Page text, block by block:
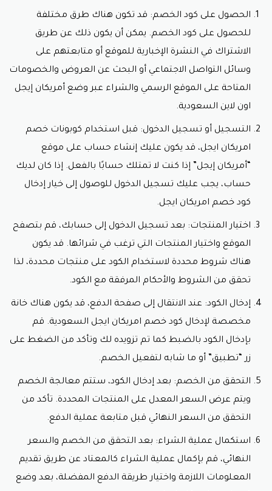
الحصول على كود الخصم: قد تكون هناك طرق مختلفة
للحصول على كود الخصم. يمكن أن يكون ذلك عن طريق
الاشتراك في النشرة الإخبارية للموقع أو متابعتهم على
وسائل التواصل الاجتماعي أو البحث عن العروض والخصومات
المتاحة على الموقع الرسمي والشراء عبر وضع أمريكان إيجل
اون لاين السعودية.
التسجيل أو تسجيل الدخول: قبل استخدام كوبونات خصم
امريكان ايجل، قد يكون عليك إنشاء حساب على موقع
“أمريكان إيجل” إذا كنت لا تمتلك حسابًا بالفعل. إذا كان لديك
حساب، يجب عليك تسجيل الدخول للوصول إلى خيار إدخال
كود خصم امريكان ايجل.
اختيار المنتجات: بعد تسجيل الدخول إلى حسابك، قم بتصفح
الموقع واختيار المنتجات التي ترغب في شرائها. قد يكون
هناك شروط محددة لاستخدام الكود على منتجات محددة، لذا
تحقق من الشروط والأحكام المرفقة مع الكود.
إدخال الكود: عند الانتقال إلى صفحة الدفع، قد يكون هناك خانة
مخصصة لإدخال كود خصم امريكان ايجل السعودية. قم
بإدخال الكود بالضبط كما تم تزويده لك وتأكد من الضغط على
زر “تطبيق” أو ما شابه لتفعيل الخصم.
التحقق من الخصم: بعد إدخال الكود، ستتم معالجة الخصم
ويتم عرض السعر المعدل على المنتجات المحددة. تأكد من
التحقق من السعر النهائي قبل متابعة عملية الدفع.
استكمال عملية الشراء: بعد التحقق من الخصم والسعر
النهائي، قم بإكمال عملية الشراء كالمعتاد عن طريق تقديم
المعلومات اللازمة واختيار طريقة الدفع المفضلة، بعد وضع